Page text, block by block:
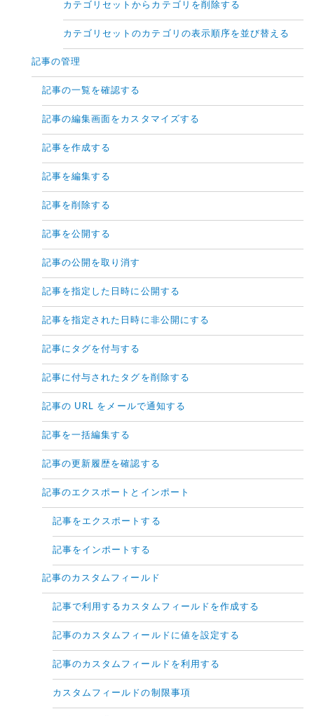
カテゴリセットからカテゴリを削除する
カテゴリセットのカテゴリの表示順序を並び替える
記事の管理
記事の一覧を確認する
記事の編集画面をカスタマイズする
記事を作成する
記事を編集する
記事を削除する
記事を公開する
記事の公開を取り消す
記事を指定した日時に公開する
記事を指定された日時に非公開にする
記事にタグを付与する
記事に付与されたタグを削除する
記事の URL をメールで通知する
記事を一括編集する
記事の更新履歴を確認する
記事のエクスポートとインポート
記事をエクスポートする
記事をインポートする
記事のカスタムフィールド
記事で利用するカスタムフィールドを作成する
記事のカスタムフィールドに値を設定する
記事のカスタムフィールドを利用する
カスタムフィールドの制限事項